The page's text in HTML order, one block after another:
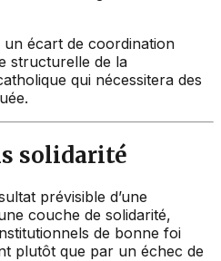
écart de coordination
structurelle de la
qui nécessitera des
solidarité
prévisible d’une
couche de solidarité,
de bonne foi
plutôt que par un échec de